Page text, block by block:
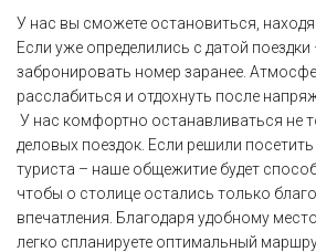
У нас вы сможете остановиться,
Если уже определились с датой
забронировать номер заранее.
расслабиться и отдохнуть после
У нас комфортно останавливаться не
деловых поездок. Если решили
туриста – наше общежитие будет
чтобы о столице остались только
впечатления. Благодаря удобному
легко спланируете оптимальный